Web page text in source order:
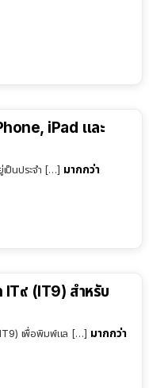
iPad และ
ป็นประจำ […] มากกว่า
๙ (IT9) สำหรับ
เพื่อพิมพ์แล […] มากกว่า